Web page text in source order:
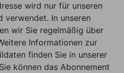
wird nur für unseren
verwendet. In unseren
wir Sie regelmäßig über
Informationen zur
finden Sie in unserer
können das Abonnement